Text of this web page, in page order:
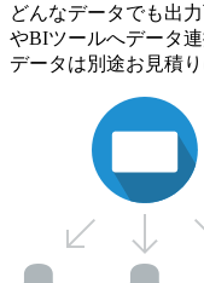
どんなデータでも出
やBIツールへデータ
データは別途お見積り